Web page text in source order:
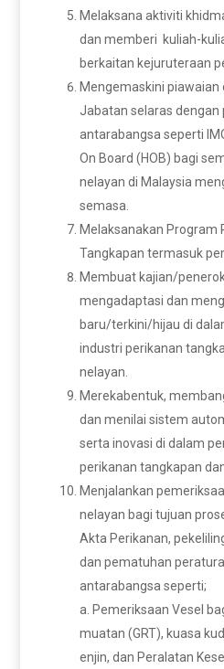
Melaksana aktiviti
dan memberi kuliah-
berkaitan kejuruteraan
Mengemaskini piawaian
Jabatan selaras dengan
antarabangsa seperti
On Board (HOB) bagi
nelayan di Malaysia
semasa.
Melaksanakan Program
Tangkapan termasuk
Membuat kajian/
mengadaptasi dan
baru/terkini/hijau di
industri perikanan
nelayan.
Merekabentuk,
dan menilai sistem
serta inovasi di dalam
perikanan tangkapan
Menjalankan
nelayan bagi tujuan
Akta Perikanan,
dan pematuhan
antarabangsa seperti;
a. Pemeriksaan Vesel
muatan (GRT), kuasa
enjin, dan Peralatan